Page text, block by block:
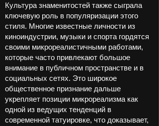
Культура знаменитостей также сыграла
ключевую роль в популяризации этого
стиля. Многие известные личности из
киноиндустрии, музыки и спорта гордятся
своими микрореалистичными работами,
которые часто привлекают большое
внимание в публичном пространстве и в
социальных сетях. Это широкое
общественное признание дальше
укрепляет позиции микрореализма как
одной из ведущих тенденций в
современной татуировке, что доказывает,